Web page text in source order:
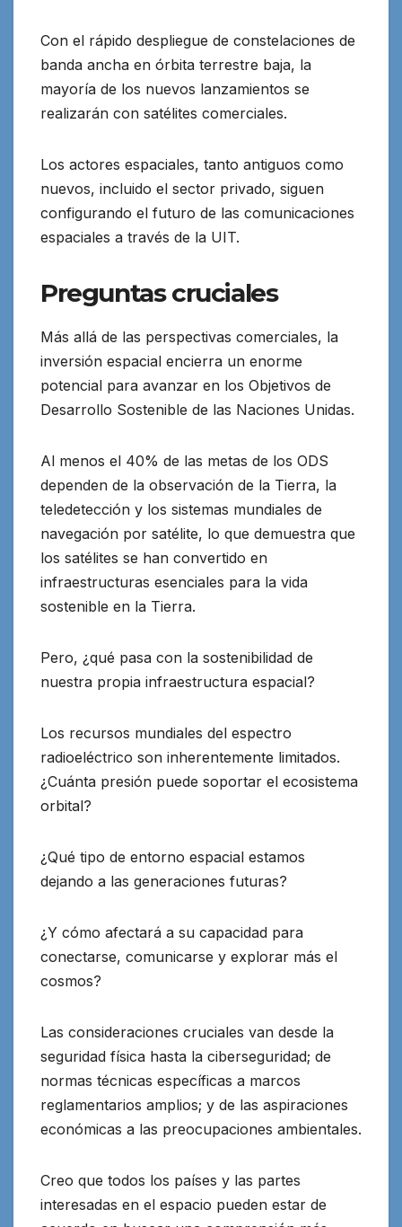
Con el rápido despliegue de constelaciones de
banda ancha en órbita terrestre baja, la
mayoría de los nuevos lanzamientos se
realizarán con satélites comerciales.
Los actores espaciales, tanto antiguos como
nuevos, incluido el sector privado, siguen
configurando el futuro de las comunicaciones
espaciales a través de la UIT.
Preguntas cruciales
Más allá de las perspectivas comerciales, la
inversión espacial encierra un enorme
potencial para avanzar en los Objetivos de
Desarrollo Sostenible de las Naciones Unidas.
Al menos el 40% de las metas de los ODS
dependen de la observación de la Tierra, la
teledetección y los sistemas mundiales de
navegación por satélite, lo que demuestra que
los satélites se han convertido en
infraestructuras esenciales para la vida
sostenible en la Tierra.
Pero, ¿qué pasa con la sostenibilidad de
nuestra propia infraestructura espacial?
Los recursos mundiales del espectro
radioeléctrico son inherentemente limitados.
¿Cuánta presión puede soportar el ecosistema
orbital?
¿Qué tipo de entorno espacial estamos
dejando a las generaciones futuras?
¿Y cómo afectará a su capacidad para
conectarse, comunicarse y explorar más el
cosmos?
Las consideraciones cruciales van desde la
seguridad física hasta la ciberseguridad; de
normas técnicas específicas a marcos
reglamentarios amplios; y de las aspiraciones
económicas a las preocupaciones ambientales.
Creo que todos los países y las partes
interesadas en el espacio pueden estar de